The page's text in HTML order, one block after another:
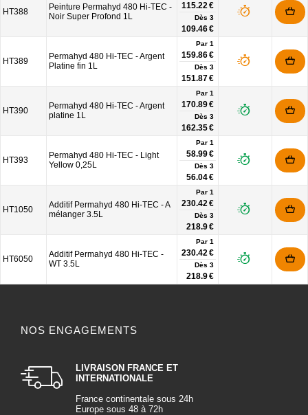
HT388
Peinture Permahyd 480 Hi-TEC -
Noir Super Profond 1L
115.22 €
Dès 3
109.46 €
HT389
Permahyd 480 Hi-TEC - Argent
Platine fin 1L
Par 1
159.86 €
Dès 3
151.87 €
HT390
Permahyd 480 Hi-TEC - Argent
platine 1L
Par 1
170.89 €
Dès 3
162.35 €
HT393
Permahyd 480 Hi-TEC - Light
Yellow 0,25L
Par 1
58.99 €
Dès 3
56.04 €
HT1050
Additif Permahyd 480 Hi-TEC - A
mélanger 3.5L
Par 1
230.42 €
Dès 3
218.9 €
HT6050
Additif Permahyd 480 Hi-TEC -
WT 3.5L
Par 1
230.42 €
Dès 3
218.9 €
NOS ENGAGEMENTS
LIVRAISON FRANCE ET
INTERNATIONALE
France continentale sous 24h
Europe sous 48 à 72h